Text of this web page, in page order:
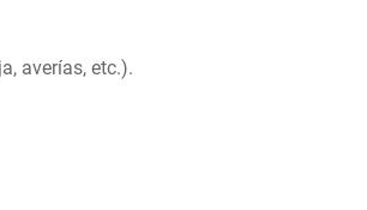
averías, etc.).